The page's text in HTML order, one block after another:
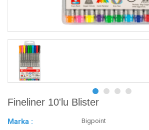
Fineliner 10'lu Blister
Marka : Bigpoint